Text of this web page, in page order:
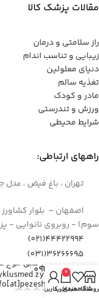
مقالات پزشک کالا
راز سلامتی و درمان
زیبایی و تناسب اندام
دنیای معلولین
تغذیه سالم
مادر و کودک
ورزش و تندرستی
شرایط محیطی
راههای ارتباطی:
تهران ، باغ فیض ، عدل
سوم) - روبروی نانوایی -
44422994(021)
۳۶۲۶۶۶۹۵(۰۳۱)
۰۹۱۲۹۳۷۳۶۲۶بالش طبی موج
zyk_m
علاقه مندی
0
سبد خرید
حساب کاربری من